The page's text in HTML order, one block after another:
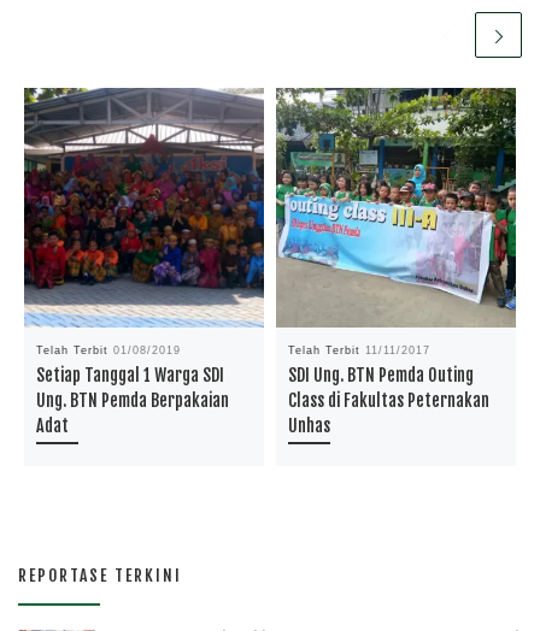
Telah Terbit01/08/2019
Setiap Tanggal 1 Warga SDI
Ung. BTN Pemda Berpakaian
Adat
Telah Terbit 11/11/2017
SDI Ung. BTN Pemda Outing
Class di Fakultas Peternakan
Unhas
REPORTASE TERKINI